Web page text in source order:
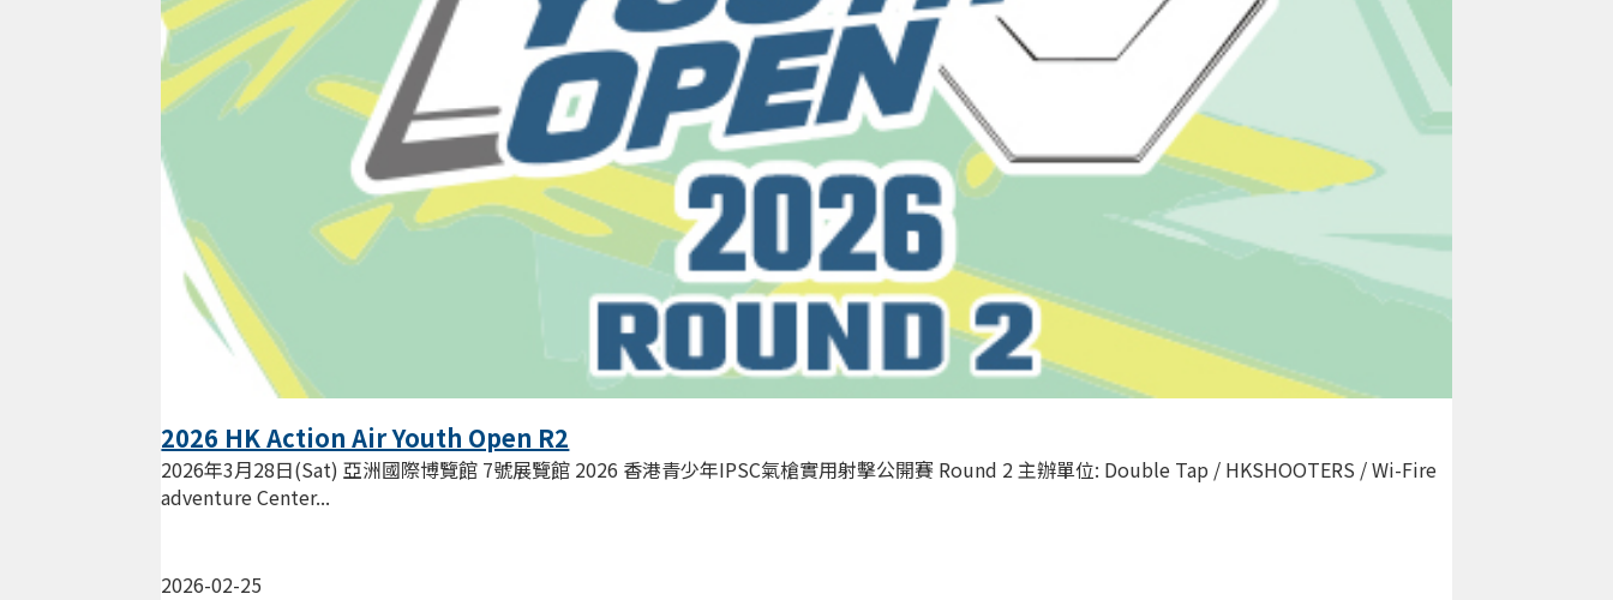
2026 HK Action Air Youth Open R2
2026-02-25
2026年3月28日(Sat) 亞洲國際博覽館 7號展覽館 2026 香港青少年IPSC氣槍實用射擊公開賽 Round 2 主辦單位: Double Tap / HKSHOOTERS / Wi-Fire
adventure Center...